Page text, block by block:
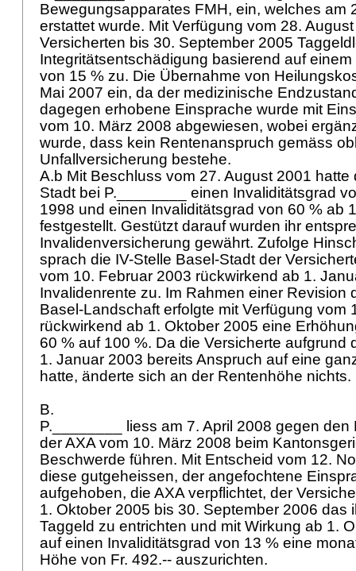
Bewegungsapparates FMH, ein, welches am
erstattet wurde. Mit Verfügung vom 28.
Versicherten bis 30. September 2005
Integritätsentschädigung basierend auf
von 15 % zu. Die Übernahme von
Mai 2007 ein, da der medizinische
dagegen erhobene Einsprache wurde mit
vom 10. März 2008 abgewiesen, wobei
wurde, dass kein Rentenanspruch gemäss
Unfallversicherung bestehe.
A.b Mit Beschluss vom 27. August 2001 hatte
Stadt bei P.________ einen Invaliditätsgrad
1998 und einen Invaliditätsgrad von 60 % ab
festgestellt. Gestützt darauf wurden ihr
Invalidenversicherung gewährt. Zufolge
sprach die IV-Stelle Basel-Stadt der
vom 10. Februar 2003 rückwirkend ab 1.
Invalidenrente zu. Im Rahmen einer Revision
Basel-Landschaft erfolgte mit Verfügung vom
rückwirkend ab 1. Oktober 2005 eine
60 % auf 100 %. Da die Versicherte aufgrund
1. Januar 2003 bereits Anspruch auf eine
hatte, änderte sich an der Rentenhöhe nichts.
B.
P.________ liess am 7. April 2008 gegen
der AXA vom 10. März 2008 beim
Beschwerde führen. Mit Entscheid vom 12.
diese gutgeheissen, der angefochtene
aufgehoben, die AXA verpflichtet, der
1. Oktober 2005 bis 30. September 2006 das
Taggeld zu entrichten und mit Wirkung ab 1.
auf einen Invaliditätsgrad von 13 % eine
Höhe von Fr. 492.-- auszurichten.